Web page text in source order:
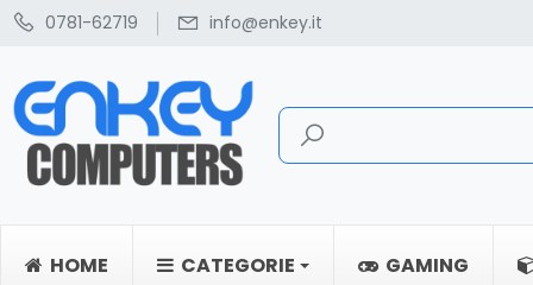
0781-62719 info@enkey.it
HOME CATEGORIE GAMING